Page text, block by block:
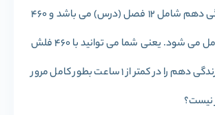
مثال دین و زندگی دهم شامل 12 فصل (درس) می باشد و 460
فلش کارت را شامل می شود. یعنی شما می توانید با 460 فلش
کارت کل دین و زندگی دهم را در کمتر از 1 ساعت بطور کامل مرور
نیست؟